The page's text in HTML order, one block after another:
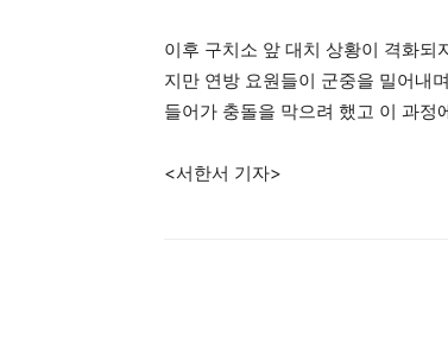
이후 구치소 앞 대치 상황이 격화
지만 연방 요원들이 군중을 밀어내
들어가 충돌을 막으려 했고 이 과정
<서한서 기자>